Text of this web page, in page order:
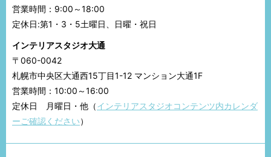
営業時間：9:00～18:00
定休日:第1・3・5土曜日、日曜・祝日
インテリアスタジオ大通
〒060-0042
札幌市中央区大通西15丁目1-12 マンション大通1F
営業時間：10:00～16:00
定休日 月曜日・他（インテリアスタジオコンテンツ内カレンダ
ーご確認ください）